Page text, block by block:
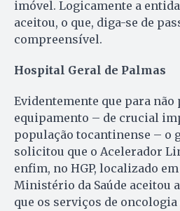
imóvel. Logicamente a
aceitou, o que, diga-se de
compreensível.
Hospital Geral de Palmas
Evidentemente que para não
equipamento – de crucial
população tocantinense – o
solicitou que o Acelerador
enfim, no HGP, localizado em
Ministério da Saúde aceitou
que os serviços de